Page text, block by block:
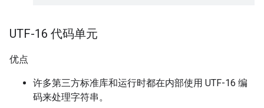
UTF-16 代码单元
优点
许多第三方标准库和运行时都在内部使用 UTF-16 编
码来处理字符串。